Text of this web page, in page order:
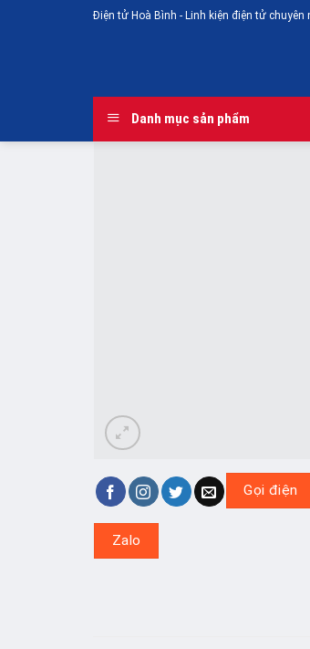
Điện tử Hoà Bình - Linh kiện điện tử chuyên
Danh mục sản phẩm
Gọi điện
Zalo